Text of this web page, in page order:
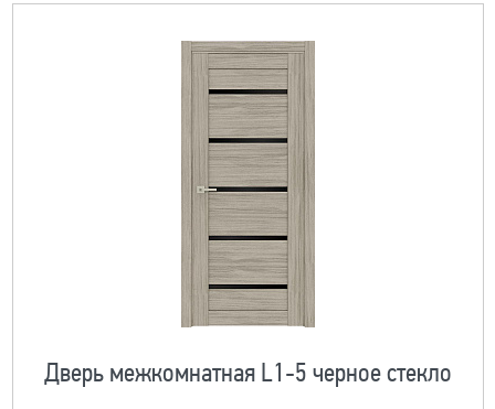
Дверь межкомнатная L1-5 черное стекло